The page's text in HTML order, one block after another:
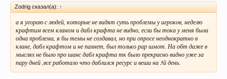
Zodrig сказал(а): ↑
а я угораю с людей, которые не видят суть проблемы у игроков, неделю
крафтим всем кланом и дабл крафта не видно, если бы тока у меня была
одна проблема, я бы темы не создавал, но при опросе неоднократно в
клане, дабл крафтом и не пахнет, был только рар шмот. На обт даже в
мыслях не было про шанс дабл крафта тк было прекрасно видно уже за
пару дней ,все работало что даблился ресурс и веши на 3й день.